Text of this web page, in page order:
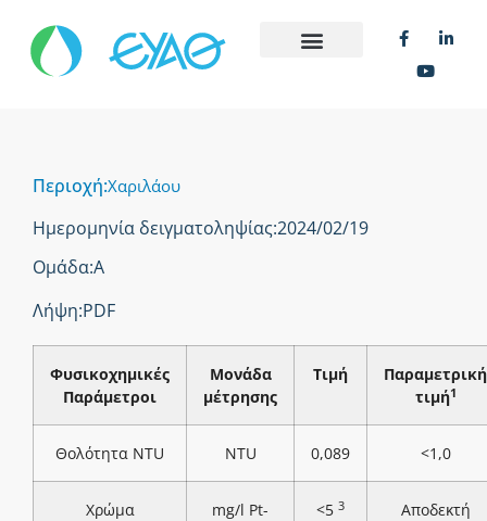
Περιοχή:Χαριλάου
Ημερομηνία δειγματοληψίας:2024/02/19
Ομάδα:Α
Λήψη:PDF
Φυσικοχημικές
Παράμετροι
Μονάδα
μέτρησης
Τιμή
Παραμετρική
τιμή1
Θολότητα NTU NTU 0,089 <1,0
Χρώμα
mg/l Pt-
<5 3
Αποδεκτή